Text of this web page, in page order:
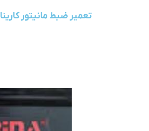
تعمیر ضبط مانیتور کارینا Karina ۰۹۱۲۲۰۴۶۸۲۳